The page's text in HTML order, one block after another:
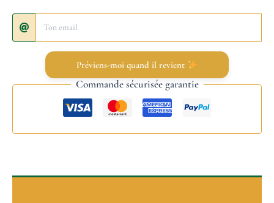
Préviens-moi quand il revient
Commande sécurisée garantie